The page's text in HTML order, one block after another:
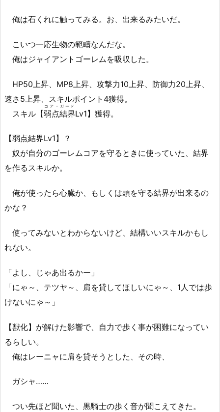
俺は石くれに触ってみる。お、出来るみたいだ。
こいつ一応生物の範疇なんだな。
俺はジャイアントゴーレムを吸収した。
HP50上昇、MP8上昇、攻撃力10上昇、防御力20上昇、
速さ5上昇、スキルポイント4獲得。
スキル【弱点結界
コア・ガード
Lv1】獲得。
【弱点結界Lv1】？
奴が自分のゴーレムコアを守るときに使っていた、結界
を作るスキルか。
俺が使ったら心臓か、もしくは頭を守る結界が出来るの
かな？
使ってみないとわからないけど、結構いいスキルかもし
れない。
「よし、じゃあ出るかー」
「にゃ～、テツヤ～、肩を貸してほしいにゃ～、1人では歩
けないにゃ～」
【獣化】が解けた影響で、自力で歩く事が困難になってい
るらしい。
俺はレーニャに肩を貸そうとした、その時、
ガシャ……
つい先ほど聞いた、黒騎士の歩く音が聞こえてきた。